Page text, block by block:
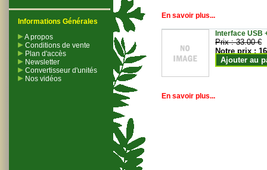
Informations Générales
A propos
Conditions de vente
Plan d'accès
Newsletter
Convertisseur d'unités
Nos vidéos
En savoir plus...
Interface USB
Prix :33.00 €
Notre prix :
Ajouter au
En savoir plus...